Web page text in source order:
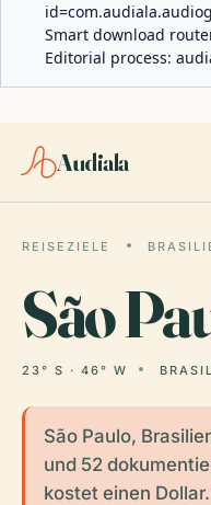
Smart download
Editorial process:
Audiala
REISEZIELE
São
23° S · 46° W
São Paulo,
und 52
kostet einen